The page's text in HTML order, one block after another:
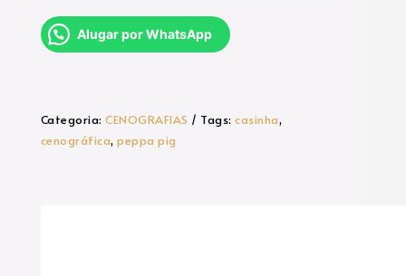
Alugar por WhatsApp
Categoria:CENOGRAFIAS Tags:casinha,
cenográfica,peppa pig